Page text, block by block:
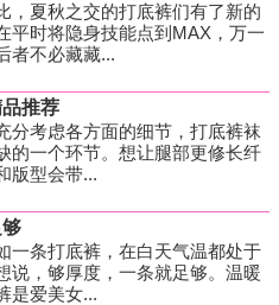
，夏秋之交的打底裤们有了新的
平时将隐身技能点到MAX，万一
者不必藏藏...
推荐
分考虑各方面的细节，打底裤袜
的一个环节。想让腿部更修长纤
版型会带...
一条打底裤，在白天气温都处于
说，够厚度，一条就足够。温暖
是爱美女...